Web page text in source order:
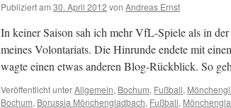
Publiziert am 30. April 2012 von Andreas Ernst
In keiner Saison sah ich mehr VfL-Spiele als in
meines Volontariats. Die Hinrunde endete mit
wagte einen etwas anderen Blog-Rückblick. So
Veröffentlicht unterAllgemein, Bochum, Fußball,
Bochum, Borussia Mönchengladbach, Fußball,